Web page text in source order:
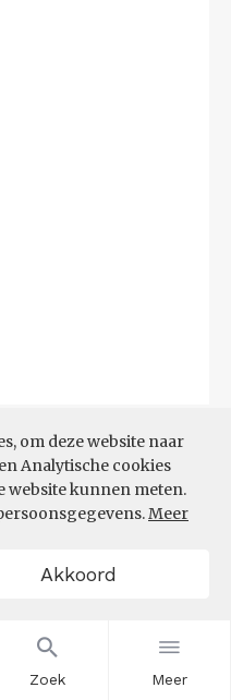
Zoek Meer
om deze website naar
Analytische cookies
website kunnen meten.
Meer
Akkoord
Filters